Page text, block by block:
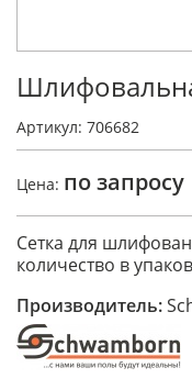
Артикул: 706682
Цена: по запросу
Сетка для
количество в
Производитель: